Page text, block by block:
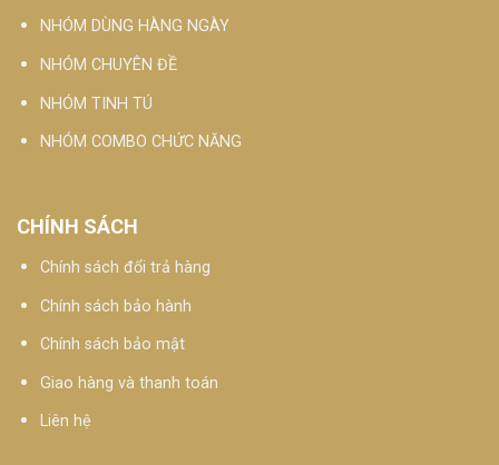
NHÓM DÙNG HÀNG NGÀY
NHÓM CHUYÊN ĐỀ
NHÓM TINH TÚ
NHÓM COMBO CHỨC NĂNG
CHÍNH SÁCH
Chính sách đổi trả hàng
Chính sách bảo hành
Chính sách bảo mật
Giao hàng và thanh toán
Liên hệ